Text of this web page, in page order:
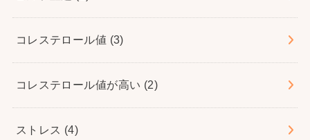
コレステロール値 (3)
コレステロール値が高い (2)
ストレス (4)